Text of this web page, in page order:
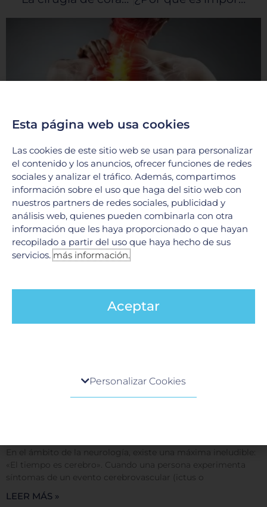
Tumores Raquimedulares: ¿Qué son y cómo
se tratan?
17 junio, 2026
En el Hospital Galenia, la excelencia médica y la tecnología
de vanguardia se unen para ofrecer soluciones integrales en
el tratamiento de afecciones complejas. Hoy
LEER MÁS »
En el ámbito de la neurología, existe una máxima ineludible:
«El tiempo es cerebro». Cuando una persona experimenta
síntomas de un evento cerebrovascular (ictus o
LEER MÁS »
Esta página web usa cookies
Las cookies de este sitio web se usan para personalizar
el contenido y los anuncios, ofrecer funciones de redes
sociales y analizar el tráfico. Además, compartimos
información sobre el uso que haga del sitio web con
nuestros partners de redes sociales, publicidad y
análisis web, quienes pueden combinarla con otra
información que les haya proporcionado o que hayan
recopilado a partir del uso que haya hecho de sus
servicios.más información.
Aceptar
Cuando visita cualquier sitio web, el mismo podría
preferencias o su dispositivo, y se usa
principalmente para que el sitio funcione según lo
esperado. Por lo general, la información no lo
identifica directamente, pero puede proporcionarle
una experiencia web más personalizada. Ya que
Personalizar Cookies